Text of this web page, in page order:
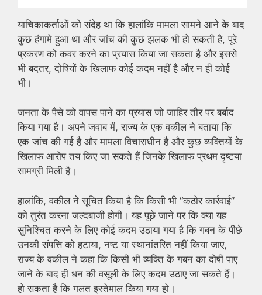
याचिकाकर्ताओं को संदेह था कि हालांकि मामला सामने आने के बाद
कुछ हंगामे हुआ था और जांच की कुछ झलक भी हो सकती है, पूरे
प्रकरण को कवर करने का प्रयास किया जा सकता है और इससे
भी बदतर, दोषियों के खिलाफ कोई कदम नहीं है और न ही कोई
भी।
जनता के पैसे को वापस पाने का प्रयास जो जाहिर तौर पर बर्बाद
किया गया है। अपने जवाब में, राज्य के एक वकील ने बताया कि
एक जांच की गई है और मामला विचाराधीन है और कुछ व्यक्तियों के
खिलाफ आरोप तय किए जा सकते हैं जिनके खिलाफ प्रथम दृष्टया
सामग्री मिली है।
हालांकि, वकील ने सूचित किया है कि किसी भी “कठोर कार्रवाई”
को तुरंत करना जल्दबाजी होगी। यह पूछे जाने पर कि क्या यह
सुनिश्चित करने के लिए कोई कदम उठाया गया है कि गबन के पीछे
उनकी संपत्ति को हटाया, नष्ट या स्थानांतरित नहीं किया जाए,
राज्य के वकील ने कहा कि किसी भी व्यक्ति के गबन का दोषी पाए
जाने के बाद ही धन की वसूली के लिए कदम उठाए जा सकते हैं।
हो सकता है कि गलत इस्तेमाल किया गया हो।